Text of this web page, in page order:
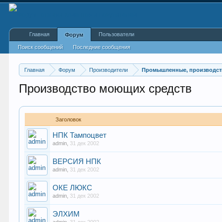
Главная Форум Производители Промышленные,
Производство моющих средств
Заголовок
НПК Тампоцвет
admin 31 дек 2002
ВЕРСИЯ НПК
admin 31 дек 2002
ОКЕ ЛЮКС
admin 31 дек 2002
ЭЛХИМ
Главная Форум
Поиск сообщений Последние сообщения
Пользователи